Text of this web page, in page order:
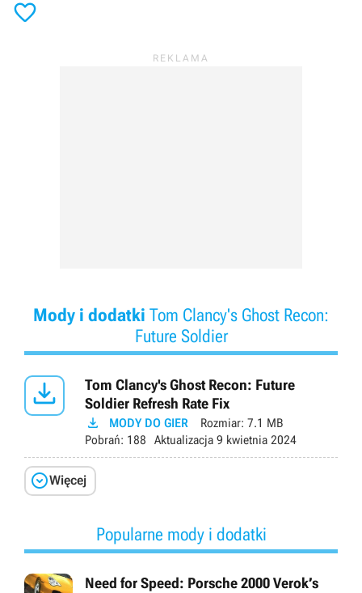

Mody i dodatki Tom Clancy's Ghost Recon:
Future Soldier

Tom Clancy's Ghost Recon: Future
Soldier Refresh Rate Fix
 MODY DO GIER Rozmiar: 7.1 MB
Pobrań: 188 Aktualizacja 9 kwietnia 2024
Więcej
Popularne mody i dodatki
Need for Speed: Porsche 2000 Verok’s